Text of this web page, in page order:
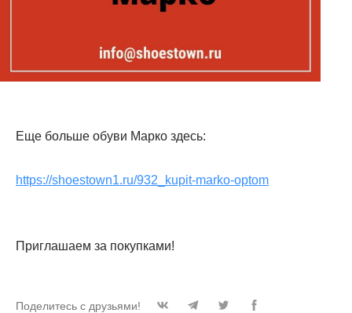
Еще больше обуви Марко здесь:
https://shoestown1.ru/932_kupit-marko-optom
Приглашаем за покупками!
Поделитесь с друзьями!